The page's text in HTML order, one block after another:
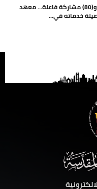
بـ(18) مشروعاً نوعياً و(80) مشاركة فاعلة… معهد
خدماته في...